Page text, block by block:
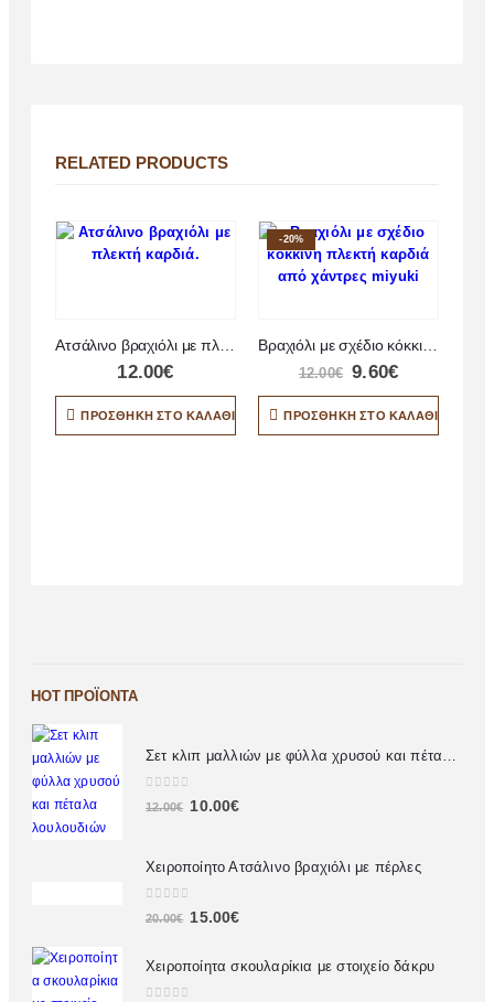
RELATED PRODUCTS
Ατσάλινο βραχιόλι με πλεκτή καρδιά
12.00€
ΠΡΟΣΘΉΚΗ ΣΤΟ ΚΑΛΆΘΙ
-20%
Βραχιόλι με σχέδιο κόκκινη πλεκτή καρδιά από χάντρες miyuki
12.00€ 9.60€
ΠΡΟΣΘΉΚΗ ΣΤΟ ΚΑΛΆΘΙ
HOT ΠΡΟΪΌΝΤΑ
Σετ κλιπ μαλλιών με φύλλα χρυσού και πέταλα λουλουδιών
out of 5
12.00€ 10.00€
Χειροποίητο Ατσάλινο βραχιόλι με πέρλες
out of 5
20.00€ 15.00€
Χειροποίητα σκουλαρίκια με στοιχείο δάκρυ